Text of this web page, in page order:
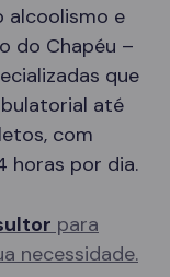
alcoolismo e
do Chapéu –
que
até
com
horas por dia.
para
necessidade.